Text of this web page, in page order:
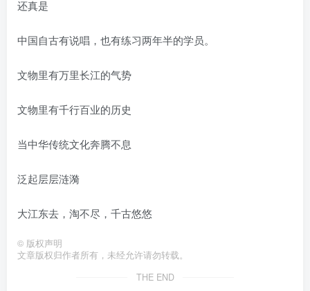
还真是
中国自古有说唱，也有练习两年半的学员。
文物里有万里长江的气势
文物里有千行百业的历史
当中华传统文化奔腾不息
泛起层层涟漪
大江东去，淘不尽，千古悠悠
© 版权声明
文章版权归作者所有，未经允许请勿转载。
THE END